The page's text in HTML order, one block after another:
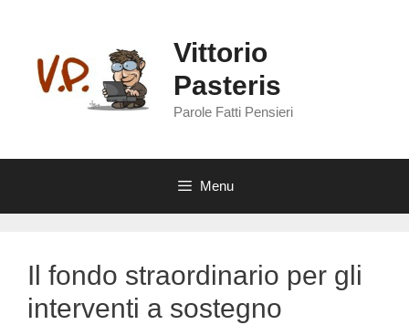
contenuto
Vittorio
Pasteris
Parole Fatti Pensieri
Menu
Il fondo straordinario per gli
interventi a sostegno